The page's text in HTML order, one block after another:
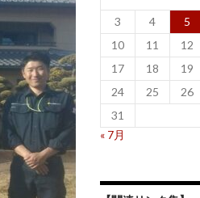
3
4 5
10
11 12
17
18 19
24
25 26
31
« 7月